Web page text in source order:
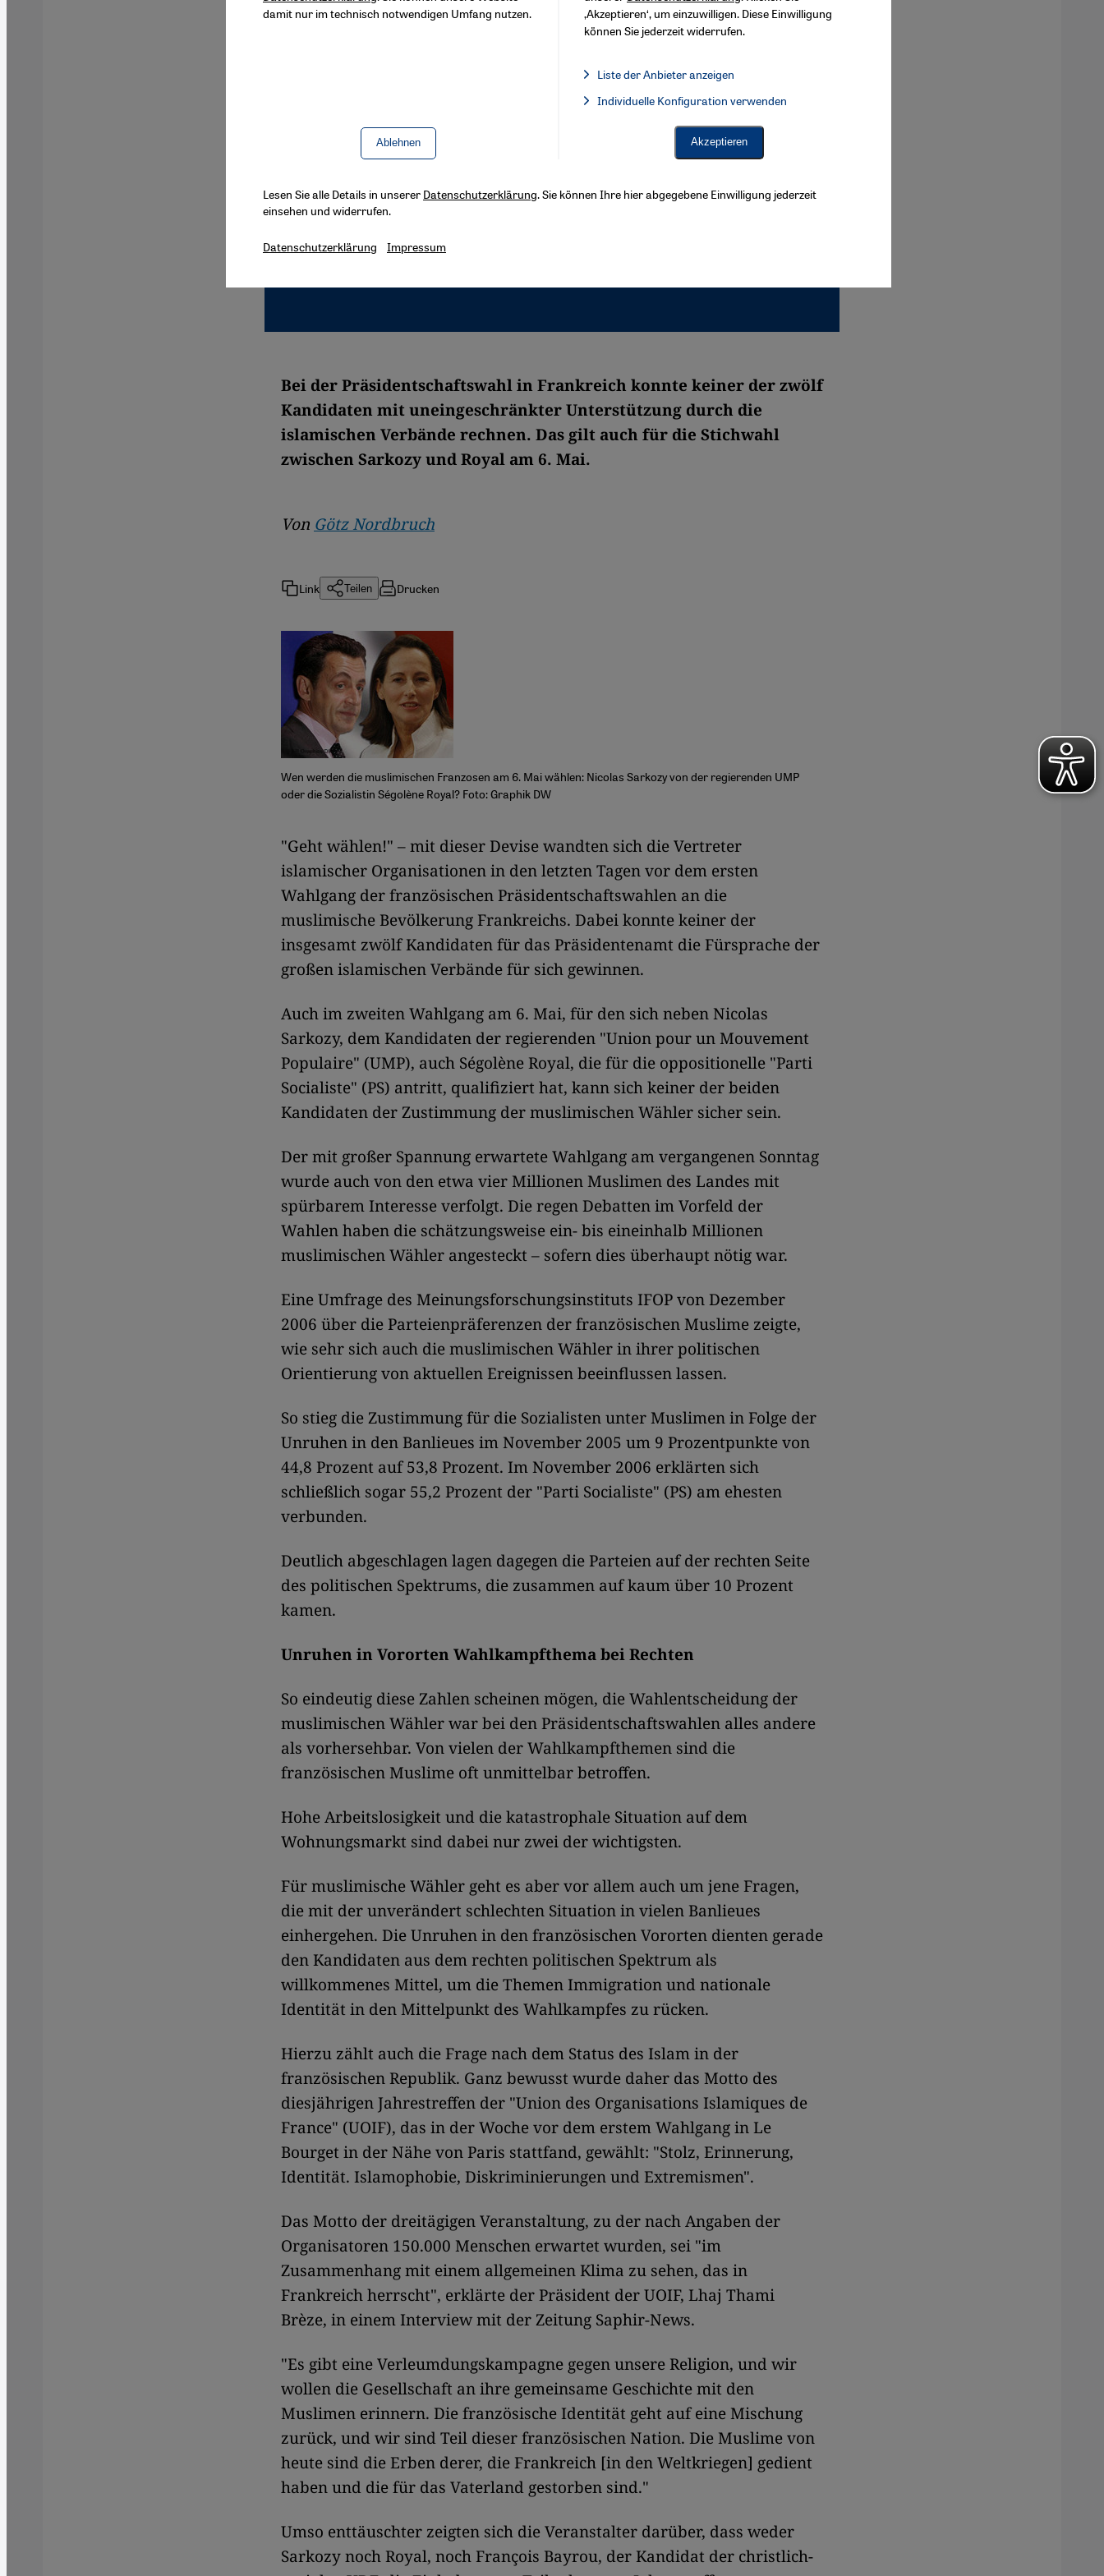
Bei der Präsidentschaftswahl in Frankreich konnte keiner der zwölf
Kandidaten mit uneingeschränkter Unterstützung durch die
islamischen Verbände rechnen. Das gilt auch für die Stichwahl
zwischen Sarkozy und Royal am 6. Mai.
Von Götz Nordbruch
Link Teilen Drucken
Wen werden die muslimischen Franzosen am 6. Mai wählen: Nicolas Sarkozy von der regierenden UMP
oder die Sozialistin Ségolène Royal? Foto: Graphik DW
​​"Geht wählen!" – mit dieser Devise wandten sich die Vertreter
islamischer Organisationen in den letzten Tagen vor dem ersten
Wahlgang der französischen Präsidentschaftswahlen an die
muslimische Bevölkerung Frankreichs. Dabei konnte keiner der
insgesamt zwölf Kandidaten für das Präsidentenamt die Fürsprache der
großen islamischen Verbände für sich gewinnen.
Auch im zweiten Wahlgang am 6. Mai, für den sich neben Nicolas
Sarkozy, dem Kandidaten der regierenden "Union pour un Mouvement
Populaire" (UMP), auch Ségolène Royal, die für die oppositionelle "Parti
Socialiste" (PS) antritt, qualifiziert hat, kann sich keiner der beiden
Kandidaten der Zustimmung der muslimischen Wähler sicher sein.
Der mit großer Spannung erwartete Wahlgang am vergangenen Sonntag
wurde auch von den etwa vier Millionen Muslimen des Landes mit
spürbarem Interesse verfolgt. Die regen Debatten im Vorfeld der
Wahlen haben die schätzungsweise ein- bis eineinhalb Millionen
muslimischen Wähler angesteckt – sofern dies überhaupt nötig war.
Eine Umfrage des Meinungsforschungsinstituts IFOP von Dezember
2006 über die Parteienpräferenzen der französischen Muslime zeigte,
wie sehr sich auch die muslimischen Wähler in ihrer politischen
Orientierung von aktuellen Ereignissen beeinflussen lassen.
So stieg die Zustimmung für die Sozialisten unter Muslimen in Folge der
Unruhen in den Banlieues im November 2005 um 9 Prozentpunkte von
44,8 Prozent auf 53,8 Prozent. Im November 2006 erklärten sich
schließlich sogar 55,2 Prozent der "Parti Socialiste" (PS) am ehesten
verbunden.
Deutlich abgeschlagen lagen dagegen die Parteien auf der rechten Seite
des politischen Spektrums, die zusammen auf kaum über 10 Prozent
kamen.
Unruhen in Vororten Wahlkampfthema bei Rechten
So eindeutig diese Zahlen scheinen mögen, die Wahlentscheidung der
muslimischen Wähler war bei den Präsidentschaftswahlen alles andere
als vorhersehbar. Von vielen der Wahlkampfthemen sind die
französischen Muslime oft unmittelbar betroffen.
Hohe Arbeitslosigkeit und die katastrophale Situation auf dem
Wohnungsmarkt sind dabei nur zwei der wichtigsten.
Für muslimische Wähler geht es aber vor allem auch um jene Fragen,
die mit der unverändert schlechten Situation in vielen Banlieues
einhergehen. Die Unruhen in den französischen Vororten dienten gerade
den Kandidaten aus dem rechten politischen Spektrum als
willkommenes Mittel, um die Themen Immigration und nationale
Identität in den Mittelpunkt des Wahlkampfes zu rücken.
​​Hierzu zählt auch die Frage nach dem Status des Islam in der
französischen Republik. Ganz bewusst wurde daher das Motto des
diesjährigen Jahrestreffen der "Union des Organisations Islamiques de
France" (UOIF), das in der Woche vor dem erstem Wahlgang in Le
Bourget in der Nähe von Paris stattfand, gewählt: "Stolz, Erinnerung,
Identität. Islamophobie, Diskriminierungen und Extremismen".
Das Motto der dreitägigen Veranstaltung, zu der nach Angaben der
Organisatoren 150.000 Menschen erwartet wurden, sei "im
Zusammenhang mit einem allgemeinen Klima zu sehen, das in
Frankreich herrscht", erklärte der Präsident der UOIF, Lhaj Thami
Brèze, in einem Interview mit der Zeitung Saphir-News.
"Es gibt eine Verleumdungskampagne gegen unsere Religion, und wir
wollen die Gesellschaft an ihre gemeinsame Geschichte mit den
Muslimen erinnern. Die französische Identität geht auf eine Mischung
zurück, und wir sind Teil dieser französischen Nation. Die Muslime von
heute sind die Erben derer, die Frankreich [in den Weltkriegen] gedient
haben und die für das Vaterland gestorben sind."
Umso enttäuschter zeigten sich die Veranstalter darüber, dass weder
Sarkozy noch Royal, noch François Bayrou, der Kandidat der christlich-
damit nur im technisch notwendigen Umfang nutzen.
Ablehnen
‚Akzeptieren‘, um einzuwilligen. Diese Einwilligung
können Sie jederzeit widerrufen.
Liste der Anbieter anzeigen
Facebook Embed / Facebook Connect, Google Maps Embed, Google Tag Manager, Instagram Embed,
Individuelle Konfiguration verwenden
Akzeptieren
Lesen Sie alle Details in unserer Datenschutzerklärung. Sie können Ihre hier abgegebene Einwilligung jederzeit
einsehen und widerrufen.
Datenschutzerklärung Impressum